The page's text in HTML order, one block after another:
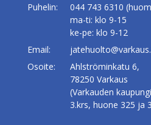
Puhelin:
044 743 6310
ma-ti: klo 9-15
ke-pe: klo 9-12
Email:
Osoite:
Ahlströminkatu 6,
78250 Varkaus
(Varkauden
3.krs, huone 325 ja